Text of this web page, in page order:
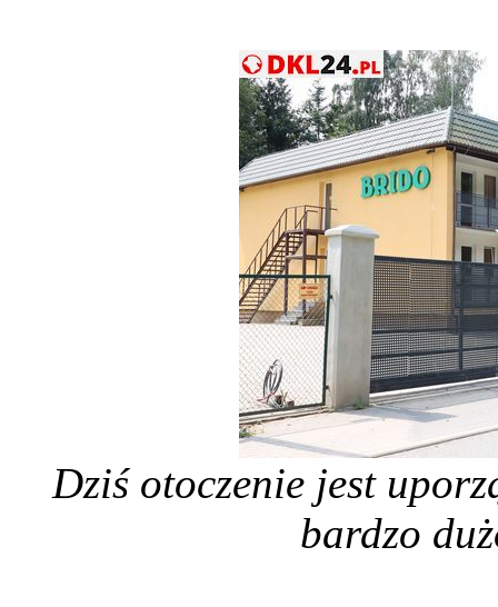
Dziś otoczenie jest
bardzo